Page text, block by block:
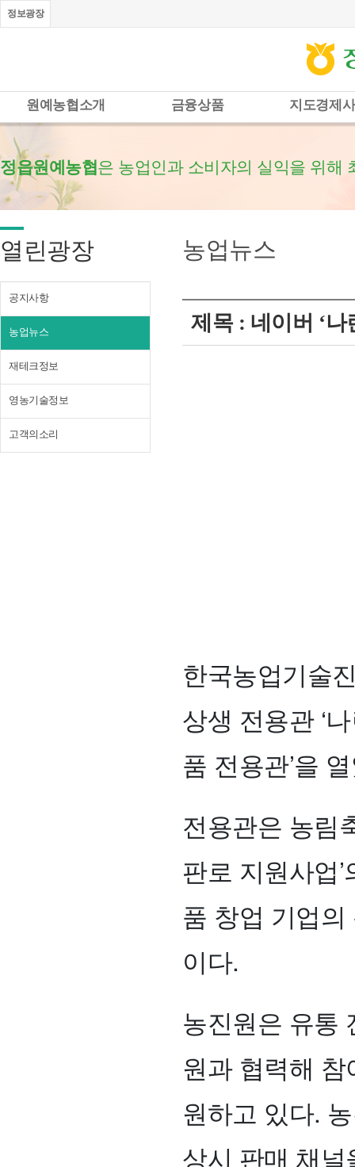
정보광장
원예농협소개 금융상품 지도경제
정읍원예농협은 농업인과 소비자의 실익을 위해
열린광장
공지사항
농업뉴스
재테크정보
영농기술정보
고객의소리
농업뉴스
제목 : 네이버 ‘
한국농업기술
상생 전용관 ‘
품 전용관’을
전용관은 농림
판로 지원사업
품 창업 기업
이다.
농진원은 유통
원과 협력해
원하고 있다.
상시 판매 채널